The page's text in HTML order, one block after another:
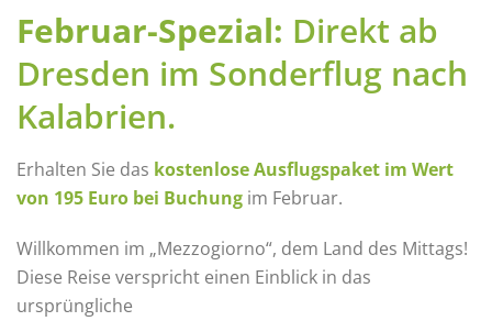
Februar-Spezial: Direkt ab
Dresden im Sonderflug nach
Kalabrien.
Erhalten Sie das kostenlose Ausflugspaket im Wert
von 195 Euro bei Buchung im Februar.
Willkommen im „Mezzogiorno“, dem Land des Mittags!
Diese Reise verspricht einen Einblick in das
ursprüngliche